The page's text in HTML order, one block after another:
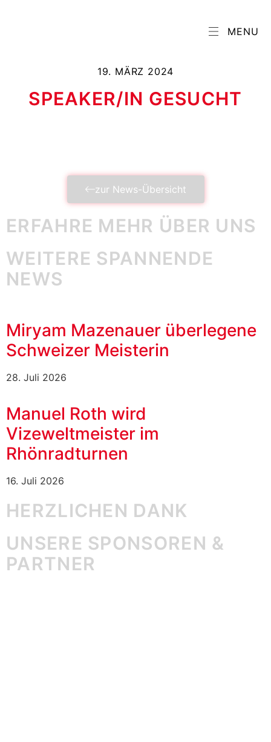
MENU
19. MÄRZ 2024
SPEAKER/IN GESUCHT
zur News-Übersicht
ERFAHRE MEHR ÜBER UNS
WEITERE SPANNENDE
NEWS
Miryam Mazenauer überlegene
Schweizer Meisterin
28. Juli 2026
Manuel Roth wird
Vizeweltmeister im
Rhönradturnen
16. Juli 2026
HERZLICHEN DANK
UNSERE SPONSOREN &
PARTNER